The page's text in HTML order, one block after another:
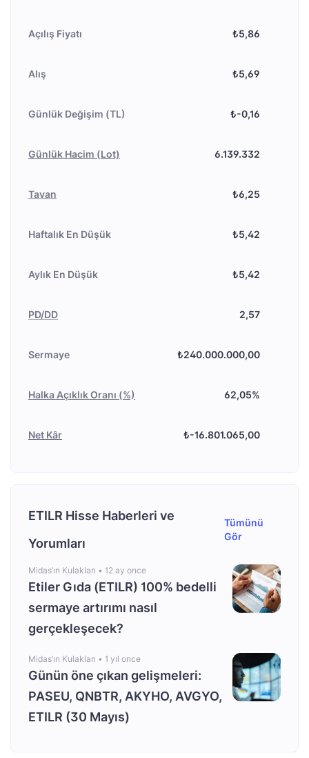
Açılış Fiyatı ₺5,86
Alış ₺5,69
Günlük Değişim (TL) ₺-0,16
Günlük Hacim (Lot) 6.139.332
Tavan ₺6,25
Haftalık En Düşük ₺5,42
Aylık En Düşük ₺5,42
PD/DD 2,57
Sermaye ₺240.000.000,00
Halka Açıklık Oranı (%) 62,05%
Net Kâr ₺-16.801.065,00
ETILR Hisse Haberleri ve
Yorumları
Tümünü
Gör
Midas’ın Kulakları • 12 ay once
Etiler Gıda (ETILR) 100% bedelli
sermaye artırımı nasıl
gerçekleşecek?
Midas’ın Kulakları • 1 yıl once
Günün öne çıkan gelişmeleri:
PASEU, QNBTR, AKYHO, AVGYO,
ETILR (30 Mayıs)